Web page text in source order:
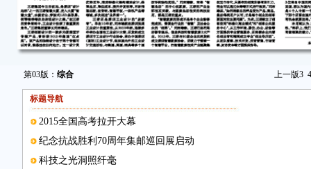
第03版： 综合 上一版3 4
标题导航
2015全国高考拉开大幕
纪念抗战胜利70周年集邮巡回展启动
科技之光洞照纤毫